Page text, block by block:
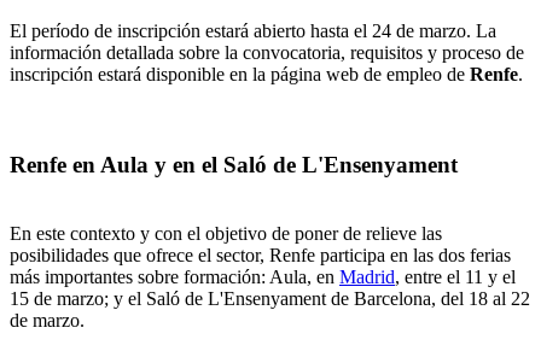
El período de inscripción estará abierto hasta el 24 de marzo. La
información detallada sobre la convocatoria, requisitos y proceso de
inscripción estará disponible en la página web de empleo de Renfe.
Renfe en Aula y en el Saló de L'Ensenyament
En este contexto y con el objetivo de poner de relieve las
posibilidades que ofrece el sector, Renfe participa en las dos ferias
más importantes sobre formación: Aula, en Madrid, entre el 11 y el
15 de marzo; y el Saló de L'Ensenyament de Barcelona, del 18 al 22
de marzo.